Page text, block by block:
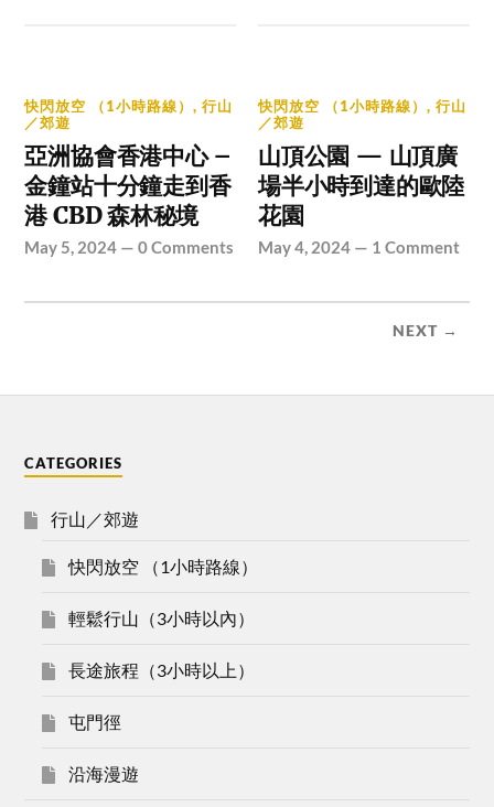
快閃放空 （1小時路線）,行山
／郊遊
亞洲協會香港中心 –
金鐘站十分鐘走到香
港 CBD 森林秘境
May 5, 2024 —0 Comments
快閃放空 （1小時路線）,行山
／郊遊
山頂公園 — 山頂廣
場半小時到達的歐陸
花園
May 4, 2024 — 1 Comment
NEXT →
CATEGORIES
行山／郊遊
快閃放空 （1小時路線）
輕鬆行山（3小時以內）
長途旅程（3小時以上）
屯門徑
沿海漫遊